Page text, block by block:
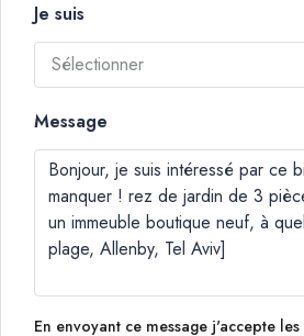
Je suis
Sélectionner
Message
En envoyant ce message j'accepte les